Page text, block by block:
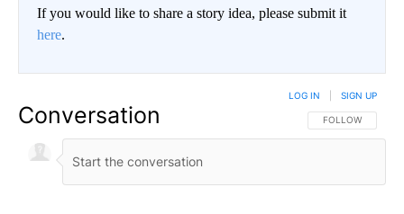
If you would like to share a story idea, please submit it
here.
Conversation FOLLOW THIS
FOLLOW
LOG IN SIGN UP